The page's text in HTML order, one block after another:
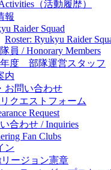
（活動履歴）
報
Raider Squad
Roster: Ryukyu Raider
員 / Honorary Members
年度 部隊運営スタッフ
内
お問い合わせ
クエストフォーム
Request
合わせ / Inquiries
Fan Clubs
ン
リージョン憲章